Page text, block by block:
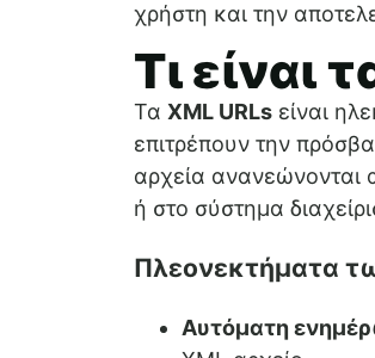
χρήστη και την
Τι είναι
Τα XML URLs είναι
επιτρέπουν την
αρχεία ανανεώνονται
ή στο σύστημα
Πλεονεκτήματα
Αυτόματη